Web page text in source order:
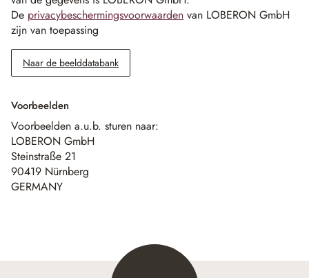
De privacybeschermingsvoorwaarden van LOBERON GmbH
zijn van toepassing
Naar de beelddatabank
Voorbeelden
Voorbeelden a.u.b. sturen naar:
LOBERON GmbH
Steinstraße 21
90419 Nürnberg
GERMANY